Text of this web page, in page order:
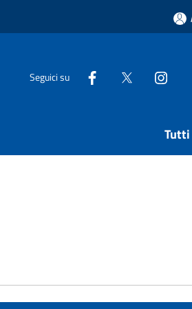
Seguici su